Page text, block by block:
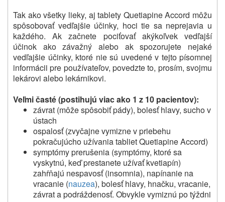
Tak ako všetky lieky, aj tablety Quetiapine Accord môžu
spôsobovať vedľajšie účinky, hoci tie sa neprejavia u
každého.
Ak začnete pociťovať akýkoľvek vedľajší
účinok ako závažný alebo ak spozorujete nejaké
vedľajšie účinky, ktoré nie sú uvedené v tejto písomnej
informácii pre používateľov, povedzte to, prosím, svojmu
lekárovi alebo lekárnikovi.
Veľmi časté (postihujú viac ako 1 z 10 pacientov):
závrat (môže spôsobiť pády), bolesť hlavy, sucho v
ústach
ospalosť (zvyčajne vymizne v priebehu
pokračujúcho užívania tabliet Quetiapine Accord)
symptómy prerušenia (symptómy, ktoré sa
vyskytnú, keď prestanete užívať kvetiapín)
zahŕňajú nespavosť (insomnia), napínanie na
vracanie (nauzea), bolesť hlavy, hnačku, vracanie,
závrat a podráždenosť. Obvykle vymiznú po týždni